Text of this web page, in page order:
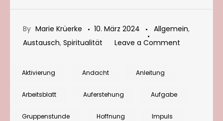
By Marie Krüerke 10. März 2024 Allgemein,
Austausch, Spiritualität Leave a Comment
Aktivierung Andacht Anleitung
Arbeitsblatt Auferstehung Aufgabe
Gruppenstunde Hoffnung Impuls